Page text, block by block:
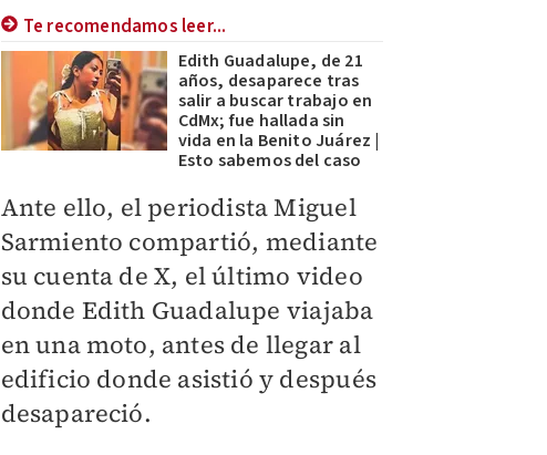
Te recomendamos leer...
Edith Guadalupe, de 21
años, desaparece tras
salir a buscar trabajo en
CdMx; fue hallada sin
vida en la Benito Juárez |
Esto sabemos del caso
Ante ello, el periodista Miguel
Sarmiento compartió, mediante
su cuenta de X, el último video
donde Edith Guadalupe viajaba
en una moto, antes de llegar al
edificio donde asistió y después
desapareció.